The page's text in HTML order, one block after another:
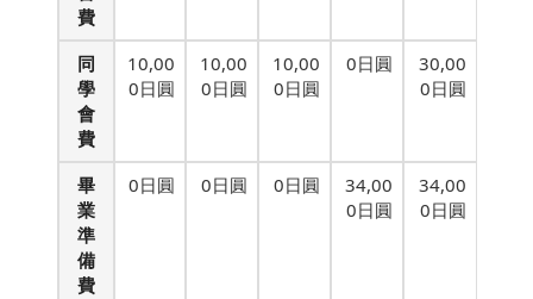
費
同
學
會
費
10,00
0日圓
10,00
0日圓
10,00
0日圓
0日圓
30,00
0日圓
畢
業
準
備
費
0日圓 0日圓 0日圓
34,00
0日圓
34,00
0日圓